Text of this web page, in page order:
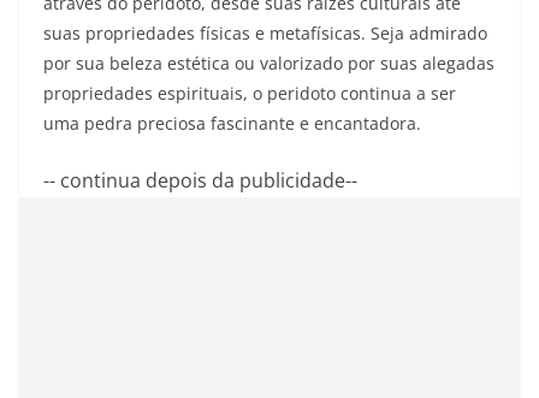
suas propriedades físicas e metafísicas. Seja admirado
por sua beleza estética ou valorizado por suas alegadas
propriedades espirituais, o peridoto continua a ser
uma pedra preciosa fascinante e encantadora.
-- continua depois da publicidade--